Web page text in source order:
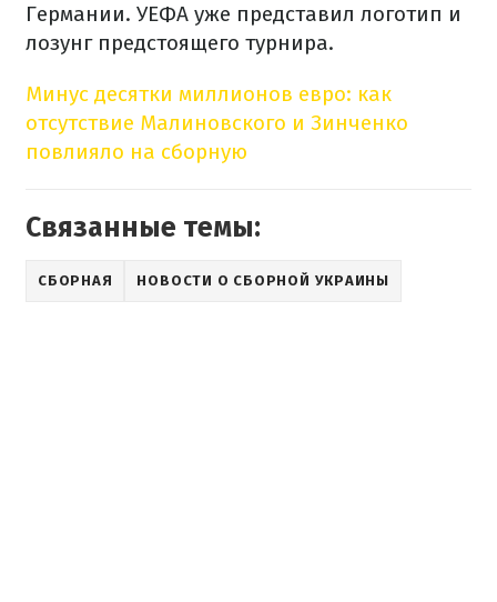
Германии. УЕФА уже представил логотип и
лозунг предстоящего турнира.
Минус десятки миллионов евро: как
отсутствие Малиновского и Зинченко
повлияло на сборную
Связанные темы:
СБОРНАЯ НОВОСТИ О СБОРНОЙ УКРАИНЫ